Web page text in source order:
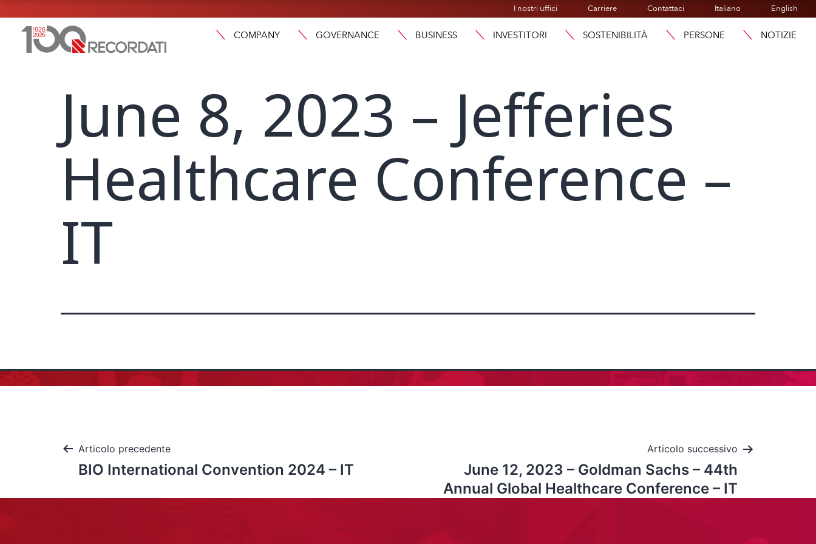
I nostri uffici Carriere Contattaci Italiano English
COMPANY GOVERNANCE BUSINESS INVESTITORI SOSTENIBILITÀ PERSONE NOTIZIE
June 8, 2023 – Jefferies
Healthcare Conference –
IT
Articolo precedente
BIO International Convention 2024 – IT
Articolo successivo
June 12, 2023 – Goldman Sachs – 44th
Annual Global Healthcare Conference – IT